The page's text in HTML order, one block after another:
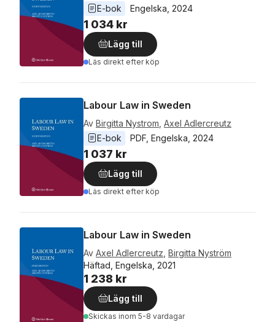
E-bok
Engelska 2024
1 034 kr
Lägg till
Läs direkt efter köp
Labour Law in Sweden
Av Birgitta Nystrom Axel Adlercreutz
E-bok
PDF Engelska 2024
1 037 kr
Lägg till
Läs direkt efter köp
Labour Law in Sweden
Av Axel Adlercreutz Birgitta Nyström
Häftad, Engelska, 2021
1 238 kr
Lägg till
Skickas inom 5-8 vardagar